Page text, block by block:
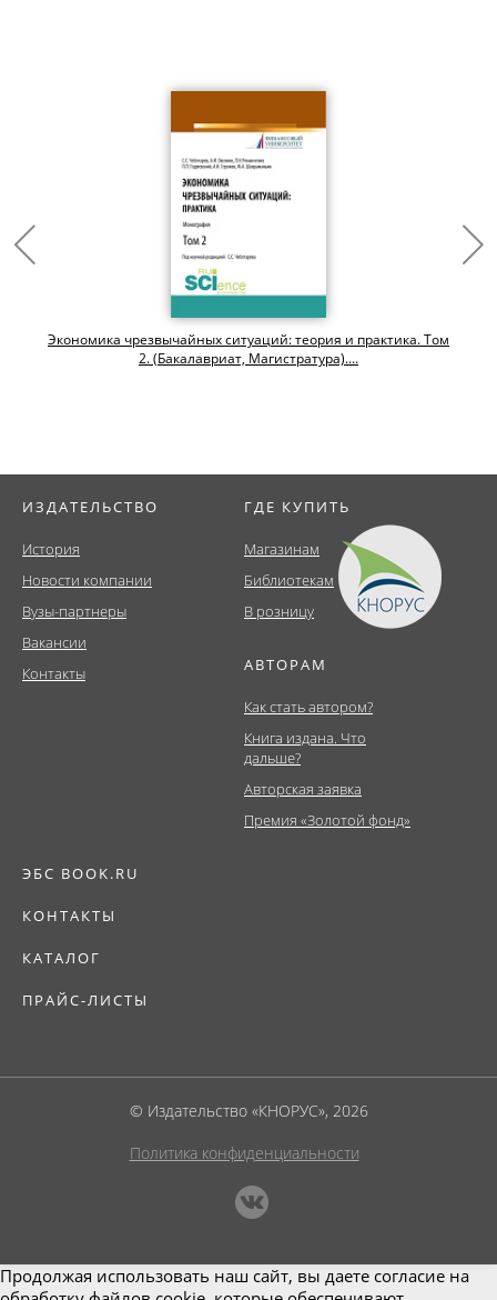
Экономика чрезвычайных ситуаций: теория и практика. Том
2. (Бакалавриат, Магистратура)....
ИЗДАТЕЛЬСТВО
История
Новости компании
Вузы-партнеры
Вакансии
Контакты
ГДЕ КУПИТЬ
Магазинам
Библиотекам
В розницу
АВТОРАМ
Как стать автором?
Книга издана. Что
дальше?
Авторская заявка
Премия «Золотой фонд»
ЭБС BOOK.RU
КОНТАКТЫ
КАТАЛОГ
ПРАЙС-ЛИСТЫ
© Издательство «КНОРУС», 2026
Политика конфиденциальности
Продолжая использовать наш сайт, вы даете согласие на